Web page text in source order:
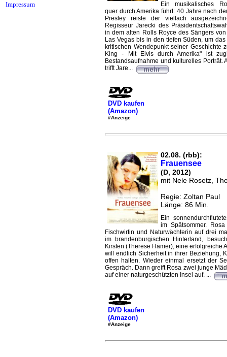
Ein musikalisches
quer durch Amerika führt: 40 Jahre nach
Presley reiste der vielfach
Regisseur Jarecki des
in dem alten Rolls Royce des Sängers
Las Vegas bis in den tiefen Süden, um
kritischen Wendepunkt seiner Geschichte
King - Mit Elvis durch Amerika" ist
Bestandsaufnahme und kulturelles Porträt.
trifft Jare...
DVD kaufen
(Amazon)
#Anzeige
02.08. (rbb):
Frauensee
(D, 2012)
mit Nele Rosetz,
Regie: Zoltan Paul
Länge: 86 Min.
Ein
im Spätsommer.
Fischwirtin und Naturwächterin auf drei
im brandenburgischen Hinterland,
Kirsten (Therese Hämer), eine erfolgreiche
will endlich Sicherheit in ihrer Beziehung,
offen halten. Wieder einmal ersetzt der
Gespräch. Dann greift Rosa zwei junge
auf einer naturgeschützten Insel auf. ...
DVD kaufen
(Amazon)
#Anzeige
Impressum